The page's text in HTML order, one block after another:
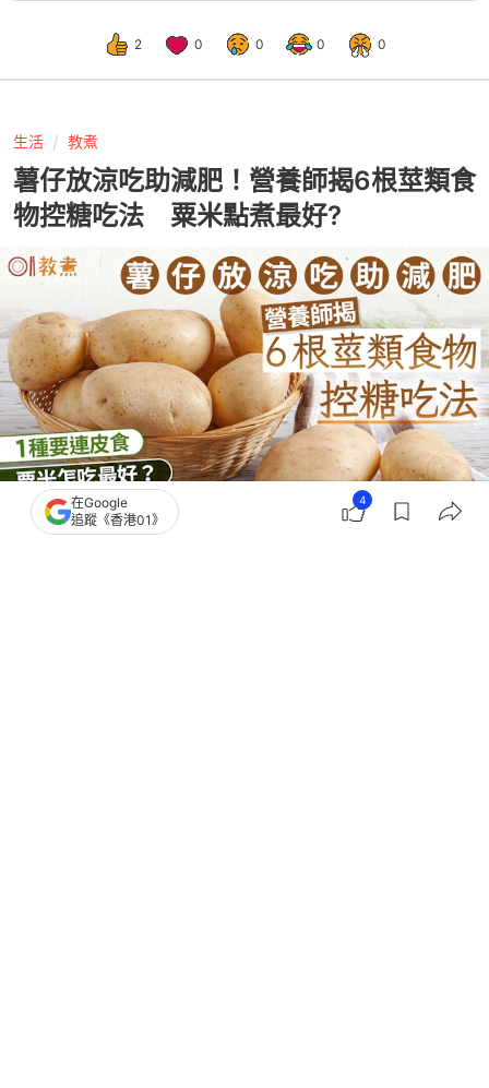
2 0 0 0 0
生活 教煮
薯仔放涼吃助減肥！營養師揭6根莖類食
物控糖吃法 粟米點煮最好?
撰文：中天新聞網
在Google
追蹤《香港01》
4